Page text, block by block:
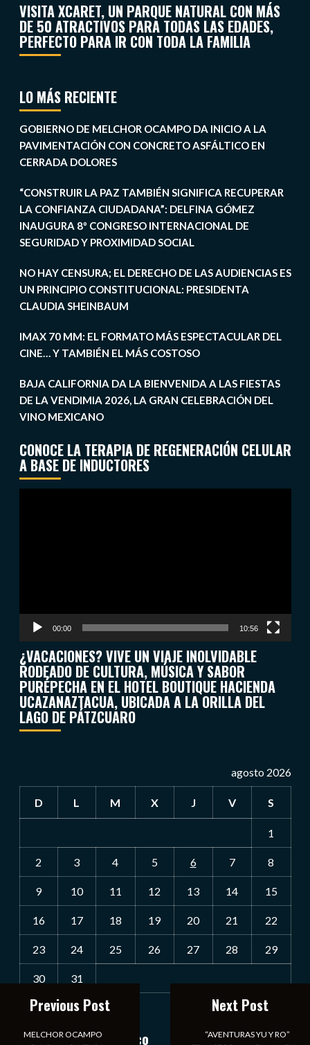
VISITA XCARET, UN PARQUE NATURAL CON MÁS
DE 50 ATRACTIVOS PARA TODAS LAS EDADES,
PERFECTO PARA IR CON TODA LA FAMILIA
LO MÁS RECIENTE
GOBIERNO DE MELCHOR OCAMPO DA INICIO A LA
PAVIMENTACIÓN CON CONCRETO ASFÁLTICO EN
CERRADA DOLORES
“CONSTRUIR LA PAZ TAMBIÉN SIGNIFICA RECUPERAR
LA CONFIANZA CIUDADANA”: DELFINA GÓMEZ
INAUGURA 8º CONGRESO INTERNACIONAL DE
SEGURIDAD Y PROXIMIDAD SOCIAL
NO HAY CENSURA; EL DERECHO DE LAS AUDIENCIAS ES
UN PRINCIPIO CONSTITUCIONAL: PRESIDENTA
CLAUDIA SHEINBAUM
IMAX 70 MM: EL FORMATO MÁS ESPECTACULAR DEL
CINE… Y TAMBIÉN EL MÁS COSTOSO
BAJA CALIFORNIA DA LA BIENVENIDA A LAS FIESTAS
DE LA VENDIMIA 2026, LA GRAN CELEBRACIÓN DEL
VINO MEXICANO
CONOCE LA TERAPIA DE REGENERACIÓN CELULAR
A BASE DE INDUCTORES
00:00 10:56
¿VACACIONES? VIVE UN VIAJE INOLVIDABLE
RODEADO DE CULTURA, MÚSICA Y SABOR
PURÉPECHA EN EL HOTEL BOUTIQUE HACIENDA
UCAZANAZTACUA, UBICADA A LA ORILLA DEL
LAGO DE PÁTZCUARO
agosto 2026
D L M X J V S
1
2 3 4 5 6 7 8
9 10 11 12 13 14 15
16 17 18 19 20 21 22
23 24 25 26 27 28 29
30 31
« Jul
Notiexpress de México
Previous Post
MELCHOR OCAMPO
Next Post
“AVENTURAS YU Y RO”